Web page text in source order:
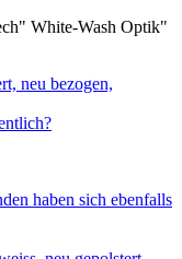
White-Wash Optik"
neu bezogen,
haben sich ebenfalls